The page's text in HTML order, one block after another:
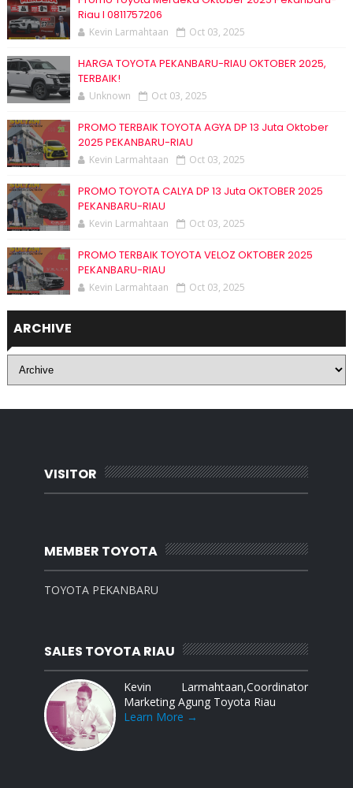
Riau I 0811757206
Kevin Larmahtaan Oct 03, 2025
HARGA TOYOTA PEKANBARU-RIAU OKTOBER 2025,
TERBAIK!
Unknown Oct 03, 2025
PROMO TERBAIK TOYOTA AGYA DP 13 Juta Oktober
2025 PEKANBARU-RIAU
Kevin Larmahtaan Oct 03, 2025
PROMO TOYOTA CALYA DP 13 Juta OKTOBER 2025
PEKANBARU-RIAU
Kevin Larmahtaan Oct 03, 2025
PROMO TERBAIK TOYOTA VELOZ OKTOBER 2025
PEKANBARU-RIAU
Kevin Larmahtaan Oct 03, 2025
ARCHIVE
VISITOR
MEMBER TOYOTA
TOYOTA PEKANBARU
SALES TOYOTA RIAU
Kevin Larmahtaan,Coordinator
Marketing Agung Toyota Riau
Learn More →